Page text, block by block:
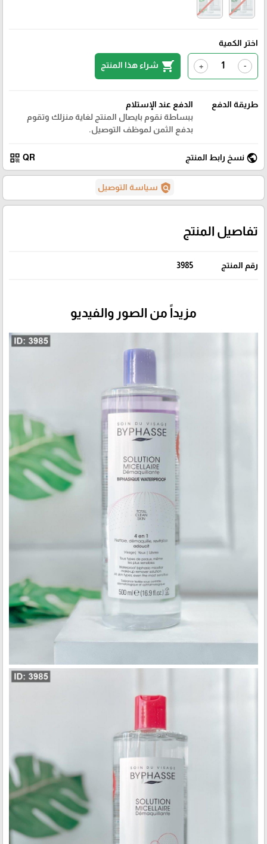
اختر الكمية
-
+
shopping_cart شراء هذا المنتج
طريقة الدفع
الدفع عند الإستلام
ببساطة نقوم بايصال المنتج لغاية منزلك وتقوم
بدفع الثمن لموظف التوصيل.
public نسخ رابط المنتج QR
qr_code
policy سياسة التوصيل
تفاصيل المنتج
رقم المنتج 3985
مزيداً من الصور والفيديو